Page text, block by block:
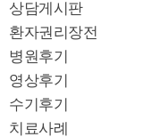
상담게시판
환자권리장전
병원후기
영상후기
수기후기
치료사례